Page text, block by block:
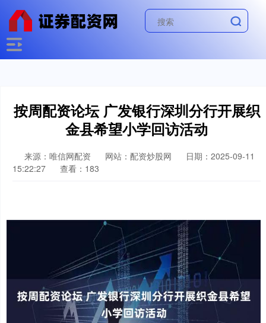
按周配资论坛 广发银行深圳分行开展织
金县希望小学回访活动
来源：唯信网配资 网站：配资炒股网
日期：2025-09-11
15:22:27
查看：183